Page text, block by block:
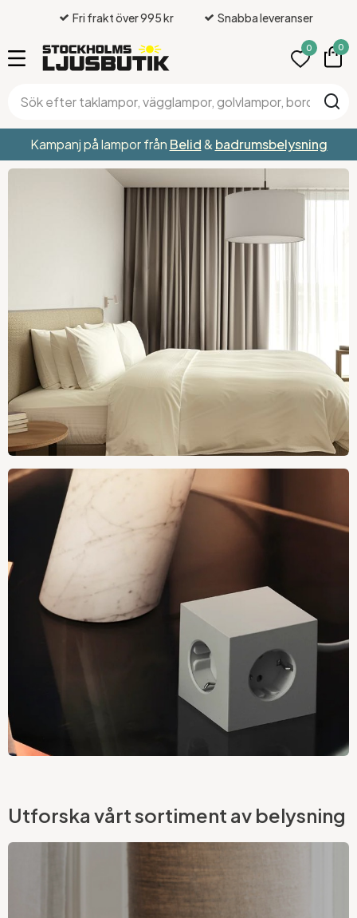
Fri frakt över 995 kr Snabba leveranser
0 0
Kampanj på lampor från Belid& badrumsbelysning
15% rabatt på Belid
Handla nu
Utforska vårt sortiment av belysning